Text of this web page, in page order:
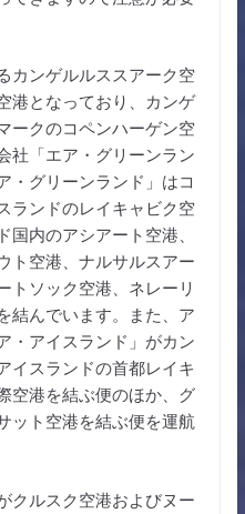
カンゲルルススアーク空
港となっており、カンゲ
ークのコペンハーゲン空
社「エア・グリーンラン
・グリーンランド」はコ
ランドのレイキャビク空
内のアシアート空港、
ト空港、ナルサルスアー
トソック空港、ネレーリ
結んでいます。また、ア
・アイスランド」がカン
イスランドの首都レイキ
空港を結ぶ便のほか、グ
ット空港を結ぶ便を運航
クルスク空港およびヌー